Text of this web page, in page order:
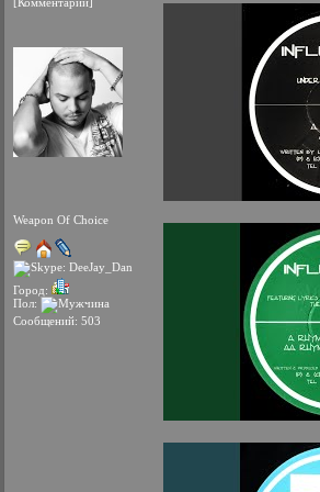
Weapon Of Choice
Город:
Пол:
Сообщений: 503